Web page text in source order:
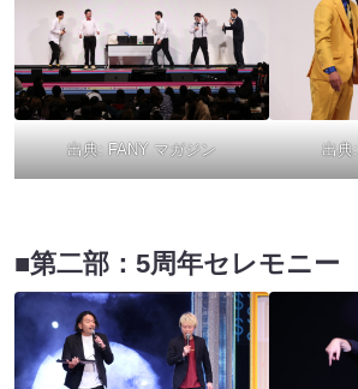
出典: FANY マガジン 出典:
■第二部：5周年セレモニー